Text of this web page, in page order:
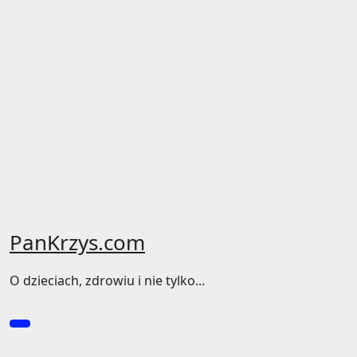
PanKrzys.com
O dzieciach, zdrowiu i nie tylko...